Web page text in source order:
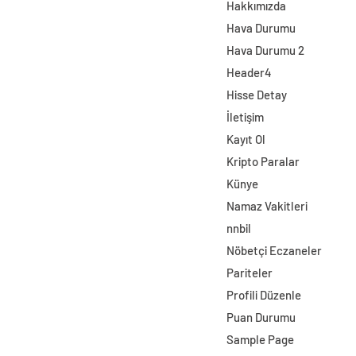
Hakkımızda
Hava Durumu
Hava Durumu 2
Header4
Hisse Detay
İletişim
Kayıt Ol
Kripto Paralar
Künye
Namaz Vakitleri
nnbil
Nöbetçi Eczaneler
Pariteler
Profili Düzenle
Puan Durumu
Sample Page